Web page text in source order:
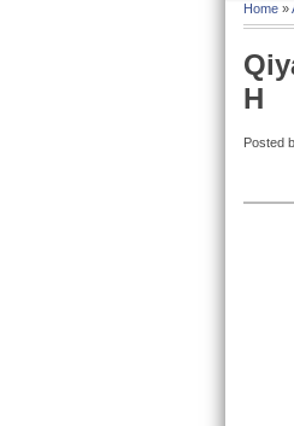
Home »
H
Posted